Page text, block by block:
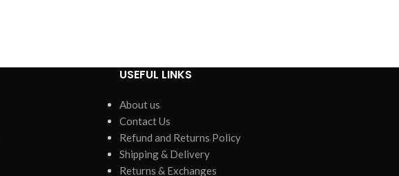
USEFUL LINKS
About us
Contact Us
Refund and Returns Policy
Shipping & Delivery
Returns & Exchanges